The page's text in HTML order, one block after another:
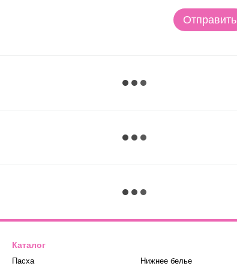
Отправить
Каталог
Пасха Нижнее белье